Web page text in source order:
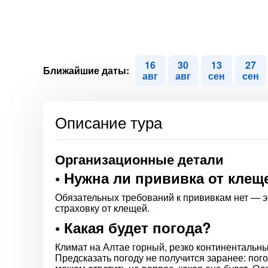
Ближайшие даты: 16
авг
30
авг
13
сен
27
сен
Описание тура
Организационные детали
• Нужна ли прививка от
Обязательных требований к прививкам нет
страховку от клещей.
• Какая будет погода?
Климат на Алтае горный, резко
Предсказать погоду не получится заранее: